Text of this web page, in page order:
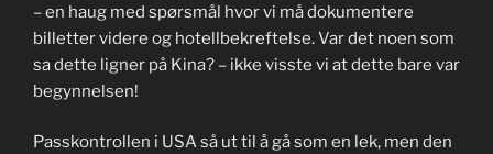
– en haug med spørsmål hvor vi må dokumentere
billetter videre og hotellbekreftelse. Var det noen som
sa dette ligner på Kina? – ikke visste vi at dette bare var
begynnelsen!
Passkontrollen i USA så ut til å gå som en lek, men den